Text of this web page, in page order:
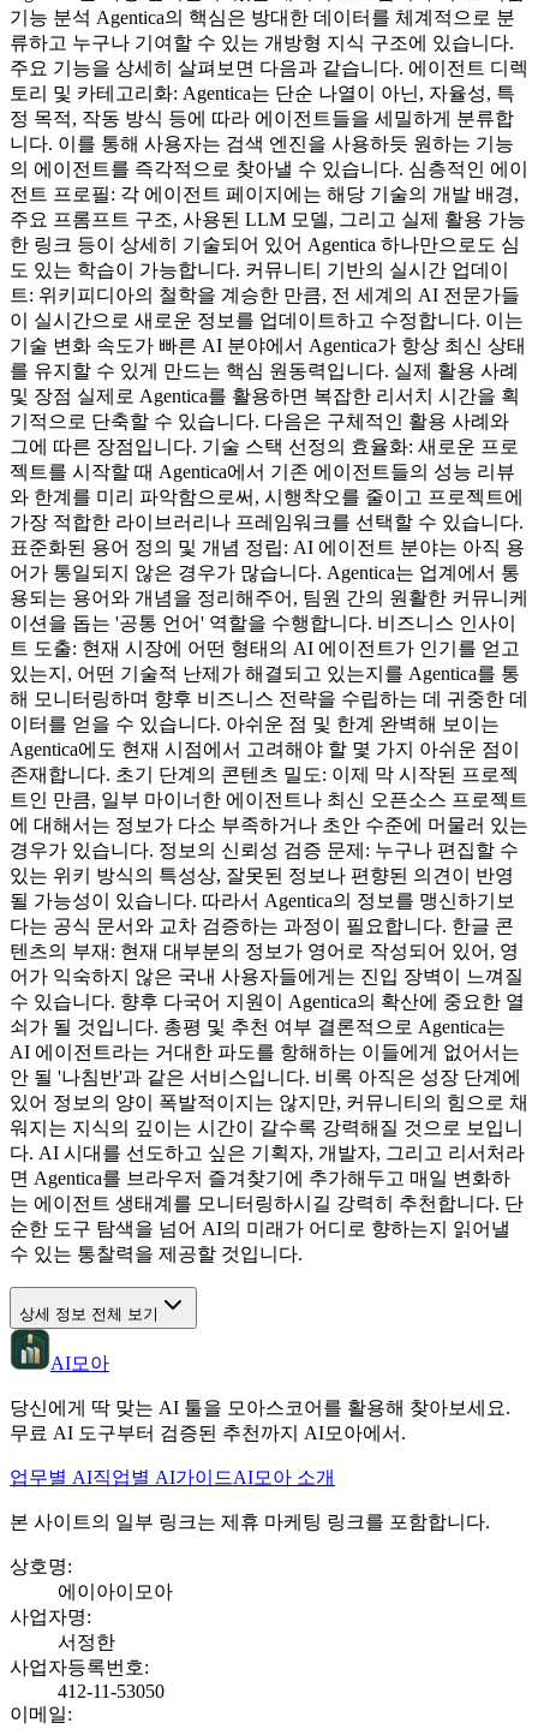
기능 분석 Agentica의 핵심은 방대한 데이터를 체계적으로 분
류하고 누구나 기여할 수 있는 개방형 지식 구조에 있습니다.
주요 기능을 상세히 살펴보면 다음과 같습니다. 에이전트 디렉
토리 및 카테고리화: Agentica는 단순 나열이 아닌, 자율성, 특
정 목적, 작동 방식 등에 따라 에이전트들을 세밀하게 분류합
니다. 이를 통해 사용자는 검색 엔진을 사용하듯 원하는 기능
의 에이전트를 즉각적으로 찾아낼 수 있습니다. 심층적인 에이
전트 프로필: 각 에이전트 페이지에는 해당 기술의 개발 배경,
주요 프롬프트 구조, 사용된 LLM 모델, 그리고 실제 활용 가능
한 링크 등이 상세히 기술되어 있어 Agentica 하나만으로도 심
도 있는 학습이 가능합니다. 커뮤니티 기반의 실시간 업데이
트: 위키피디아의 철학을 계승한 만큼, 전 세계의 AI 전문가들
이 실시간으로 새로운 정보를 업데이트하고 수정합니다. 이는
기술 변화 속도가 빠른 AI 분야에서 Agentica가 항상 최신 상태
를 유지할 수 있게 만드는 핵심 원동력입니다. 실제 활용 사례
및 장점 실제로 Agentica를 활용하면 복잡한 리서치 시간을 획
기적으로 단축할 수 있습니다. 다음은 구체적인 활용 사례와
그에 따른 장점입니다. 기술 스택 선정의 효율화: 새로운 프로
젝트를 시작할 때 Agentica에서 기존 에이전트들의 성능 리뷰
와 한계를 미리 파악함으로써, 시행착오를 줄이고 프로젝트에
가장 적합한 라이브러리나 프레임워크를 선택할 수 있습니다.
표준화된 용어 정의 및 개념 정립: AI 에이전트 분야는 아직 용
어가 통일되지 않은 경우가 많습니다. Agentica는 업계에서 통
용되는 용어와 개념을 정리해주어, 팀원 간의 원활한 커뮤니케
이션을 돕는 '공통 언어' 역할을 수행합니다. 비즈니스 인사이
트 도출: 현재 시장에 어떤 형태의 AI 에이전트가 인기를 얻고
있는지, 어떤 기술적 난제가 해결되고 있는지를 Agentica를 통
해 모니터링하며 향후 비즈니스 전략을 수립하는 데 귀중한 데
이터를 얻을 수 있습니다. 아쉬운 점 및 한계 완벽해 보이는
Agentica에도 현재 시점에서 고려해야 할 몇 가지 아쉬운 점이
존재합니다. 초기 단계의 콘텐츠 밀도: 이제 막 시작된 프로젝
트인 만큼, 일부 마이너한 에이전트나 최신 오픈소스 프로젝트
에 대해서는 정보가 다소 부족하거나 초안 수준에 머물러 있는
경우가 있습니다. 정보의 신뢰성 검증 문제: 누구나 편집할 수
있는 위키 방식의 특성상, 잘못된 정보나 편향된 의견이 반영
될 가능성이 있습니다. 따라서 Agentica의 정보를 맹신하기보
다는 공식 문서와 교차 검증하는 과정이 필요합니다. 한글 콘
텐츠의 부재: 현재 대부분의 정보가 영어로 작성되어 있어, 영
어가 익숙하지 않은 국내 사용자들에게는 진입 장벽이 느껴질
수 있습니다. 향후 다국어 지원이 Agentica의 확산에 중요한 열
쇠가 될 것입니다. 총평 및 추천 여부 결론적으로 Agentica는
AI 에이전트라는 거대한 파도를 항해하는 이들에게 없어서는
안 될 '나침반'과 같은 서비스입니다. 비록 아직은 성장 단계에
있어 정보의 양이 폭발적이지는 않지만, 커뮤니티의 힘으로 채
워지는 지식의 깊이는 시간이 갈수록 강력해질 것으로 보입니
다. AI 시대를 선도하고 싶은 기획자, 개발자, 그리고 리서처라
면 Agentica를 브라우저 즐겨찾기에 추가해두고 매일 변화하
는 에이전트 생태계를 모니터링하시길 강력히 추천합니다. 단
순한 도구 탐색을 넘어 AI의 미래가 어디로 향하는지 읽어낼
수 있는 통찰력을 제공할 것입니다.
상세 정보 전체 보기
AI모아
당신에게 딱 맞는 AI 툴을 모아스코어를 활용해 찾아보세요.
무료 AI 도구부터 검증된 추천까지 AI모아에서.
업무별 AI직업별 AI가이드AI모아 소개
본 사이트의 일부 링크는 제휴 마케팅 링크를 포함합니다.
상호명:
에이아이모아
사업자명:
서정한
사업자등록번호:
412-11-53050
이메일: